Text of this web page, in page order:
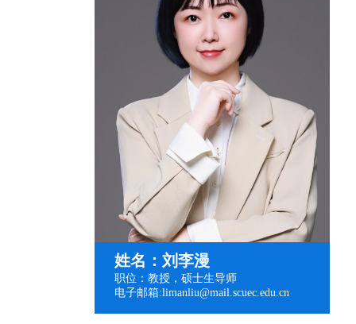
姓名：刘李漫
职位：教授，硕士生导师
电子邮箱:limanliu@mail.scuec.edu.cn